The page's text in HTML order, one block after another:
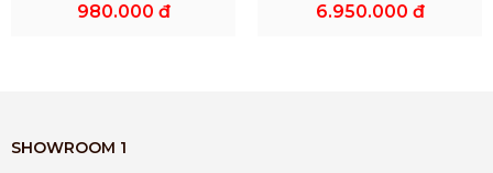
980.000 đ 6.950.000 đ
SHOWROOM 1